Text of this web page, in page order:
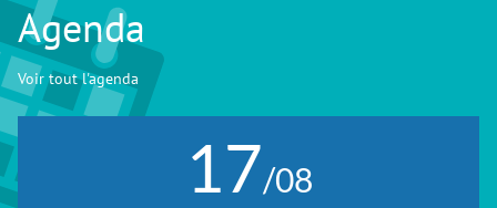
Agenda
Voir tout l'agenda
17/08